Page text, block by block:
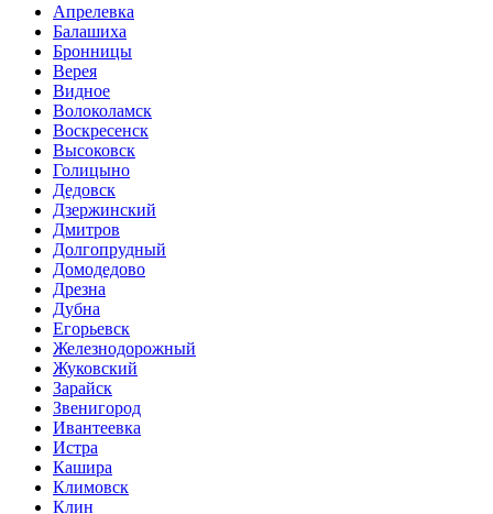
Апрелевка
Балашиха
Бронницы
Верея
Видное
Волоколамск
Воскресенск
Высоковск
Голицыно
Дедовск
Дзержинский
Дмитров
Долгопрудный
Домодедово
Дрезна
Дубна
Егорьевск
Железнодорожный
Жуковский
Зарайск
Звенигород
Ивантеевка
Истра
Кашира
Климовск
Клин